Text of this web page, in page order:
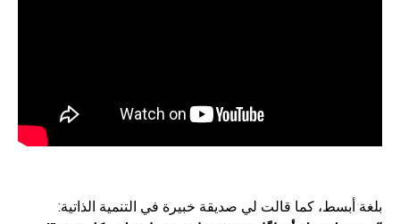
بلغة أبسط، كما قالت لي صديقة خبيرة في التنمية الذاتية: